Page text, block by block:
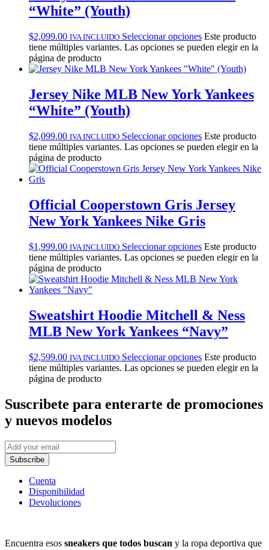
“White” (Youth)
$2,099.00 IVA INCLUIDO Seleccionar opciones Este producto
tiene múltiples variantes. Las opciones se pueden elegir en la
página de producto
Jersey Nike MLB New York Yankees
“White” (Youth)
$2,099.00 IVA INCLUIDO Seleccionar opciones Este producto
tiene múltiples variantes. Las opciones se pueden elegir en la
página de producto
Official Cooperstown Gris Jersey
New York Yankees Nike Gris
$1,999.00 IVA INCLUIDO Seleccionar opciones Este producto
tiene múltiples variantes. Las opciones se pueden elegir en la
página de producto
Sweatshirt Hoodie Mitchell & Ness
MLB New York Yankees “Navy”
$2,599.00 IVA INCLUIDO Seleccionar opciones Este producto
tiene múltiples variantes. Las opciones se pueden elegir en la
página de producto
Suscribete para enterarte de promociones
y nuevos modelos
Subscribe
Cuenta
Disponibilidad
Devoluciones
Encuentra esos sneakers que todos buscan y la ropa deportiva que